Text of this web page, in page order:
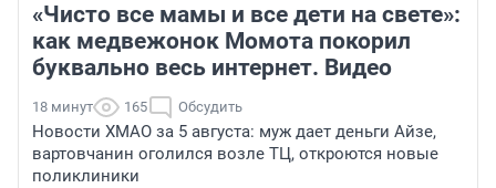
«Чисто все мамы и все дети на свете»:
как медвежонок Момота покорил
буквально весь интернет. Видео
18 минут 165 Обсудить
Новости ХМАО за 5 августа: муж дает деньги Айзе,
вартовчанин оголился возле ТЦ, откроются новые
поликлиники